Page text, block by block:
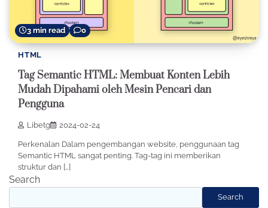
3 min read 0
HTML
Tag Semantic HTML: Membuat Konten Lebih
Mudah Dipahami oleh Mesin Pencari dan
Pengguna
Libetg 2024-02-24
Perkenalan Dalam pengembangan website, penggunaan tag
Semantic HTML sangat penting. Tag-tag ini memberikan
struktur dan […]
Search
Search